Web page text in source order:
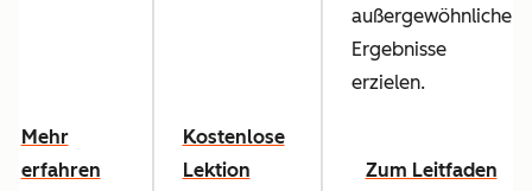
Mehr
erfahren
Kostenlose
Lektion
außergewöhnliche
Ergebnisse
erzielen.
Zum Leitfaden